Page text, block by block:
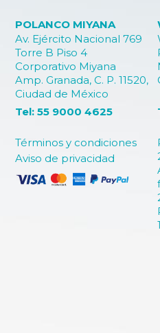
POLANCO MIYANA
Av. Ejército Nacional 769
Torre B Piso 4
Corporativo Miyana
Amp. Granada, C. P. 11520,
Ciudad de México
Términos y condiciones
Aviso de privacidad
Tel: 55 9000 4625